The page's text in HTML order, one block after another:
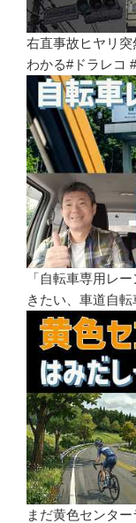
右直事故ヒヤリ
わかる#ドラレコ
「自転車専用レ
きたい、車道自
まだ黄色センタ